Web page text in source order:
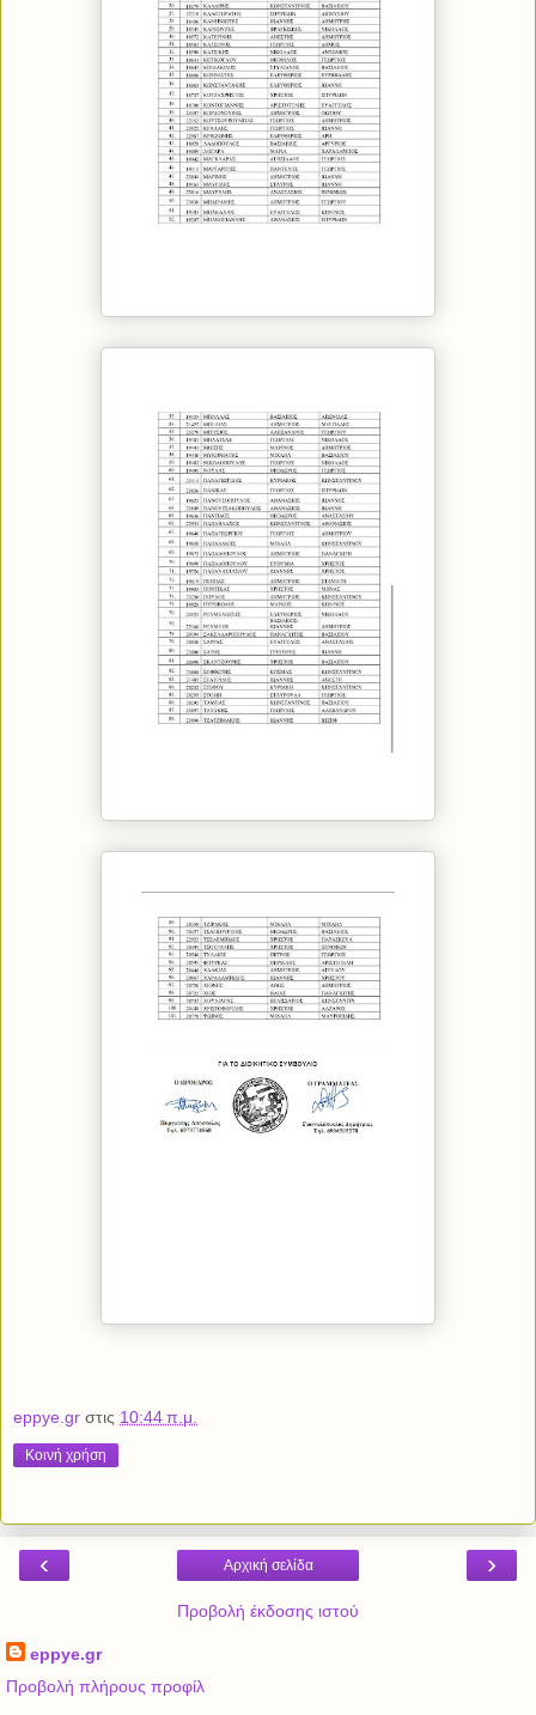
eppye.gr στις 10:44 π.μ.
Κοινή χρήση
‹ ›
Αρχική σελίδα
Προβολή έκδοσης ιστού
eppye.gr
Προβολή πλήρους προφίλ